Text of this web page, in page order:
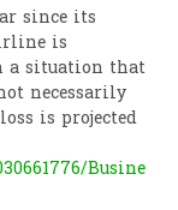
since its
is
a situation that
necessarily
is projected
Busine